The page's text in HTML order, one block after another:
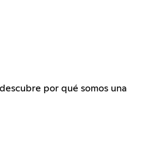
por qué somos una